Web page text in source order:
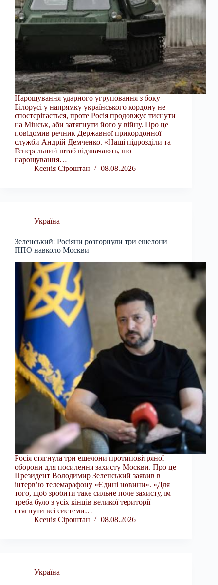
Нарощування ударного угруповання з боку
Білорусі у напрямку українського кордону не
спостерігається, проте Росія продовжує тиснути
на Мінськ, аби затягнути його у війну. Про це
повідомив речник Державної прикордонної
служби Андрій Демченко. «Наші підрозділи та
Генеральний штаб відзначають, що
нарощування…
Ксенія Сіроштан
08.08.2026
Україна
Зеленський: Росіяни розгорнули три ешелони
ППО навколо Москви
Росія стягнула три ешелони протиповітряної
оборони для посилення захисту Москви. Про це
Президент Володимир Зеленський заявив в
інтерв’ю телемарафону «Єдині новини». «Для
того, щоб зробити таке сильне поле захисту, їм
треба було з усіх кінців великої території
стягнути всі системи…
Ксенія Сіроштан
08.08.2026
Україна